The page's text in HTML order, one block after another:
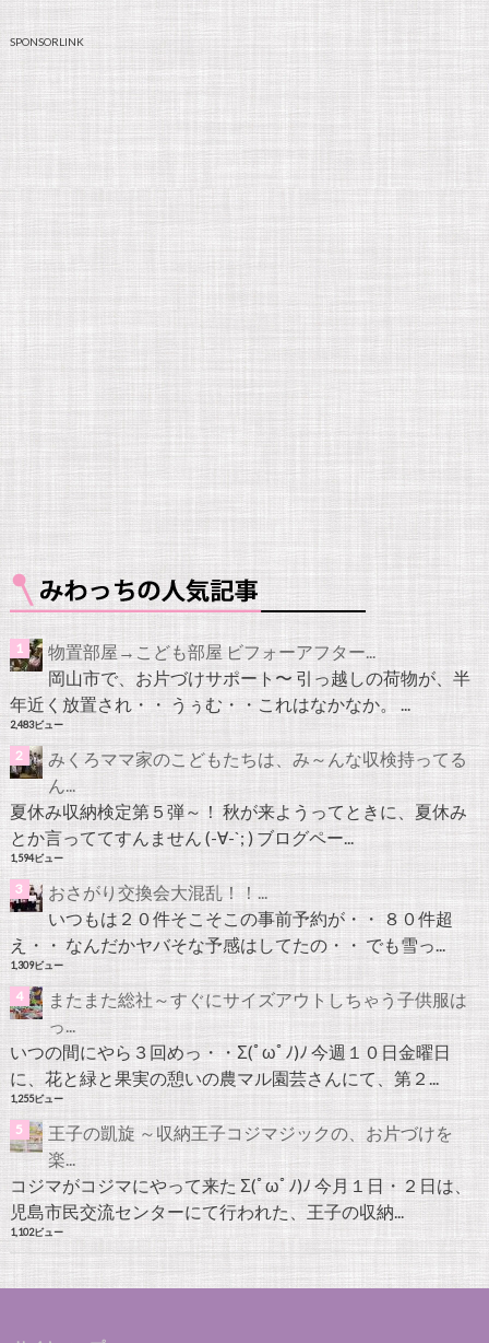
SPONSORLINK
物置部屋→こども部屋 ビフォーアフター...
岡山市で、お片づけサポート〜 引っ越しの荷物が、半
年近く放置され・・ うぅむ・・これはなかなか。 ...
2,483ビュー
みくろママ家のこどもたちは、み～んな収検持ってる
ん...
夏休み収納検定第５弾～！ 秋が来ようってときに、夏休み
とか言っててすんません (-∀-`; ) ブログペー...
1,594ビュー
おさがり交換会大混乱！！...
いつもは２０件そこそこの事前予約が・・ ８０件超
え・・ なんだかヤバそな予感はしてたの・・ でも雪っ...
1,309ビュー
またまた総社～すぐにサイズアウトしちゃう子供服は
っ...
いつの間にやら３回めっ・・Σ(ﾟωﾟﾉ)ﾉ 今週１０日金曜日
に、花と緑と果実の憩いの農マル園芸さんにて、第２...
1,255ビュー
王子の凱旋 ～収納王子コジマジックの、お片づけを
楽...
コジマがコジマにやって来た Σ(ﾟωﾟﾉ)ﾉ 今月１日・２日は、
児島市民交流センターにて行われた、王子の収納...
1,102ビュー